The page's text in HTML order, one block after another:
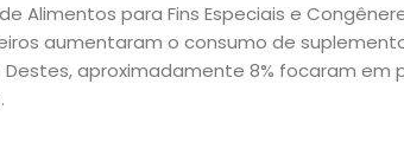
Alimentos para Fins Especiais e
aumentaram o consumo de
aproximadamente 8% focaram em